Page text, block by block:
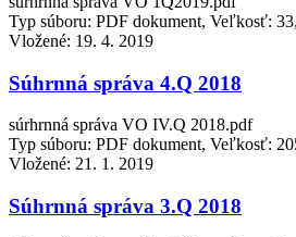
Typ súboru: PDF dokument, Veľkosť:
Vložené: 19. 4. 2019
Súhrnná správa 4.Q 2018
súrhrnná správa VO IV.Q 2018.pdf
Typ súboru: PDF dokument, Veľkosť:
Vložené: 21. 1. 2019
Súhrnná správa 3.Q 2018